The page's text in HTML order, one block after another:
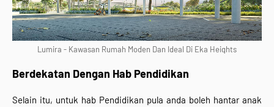
Lumira - Kawasan Rumah Moden Dan Ideal Di Eka Heights
Berdekatan Dengan Hab Pendidikan
Selain itu, untuk hab Pendidikan pula anda boleh hantar anak